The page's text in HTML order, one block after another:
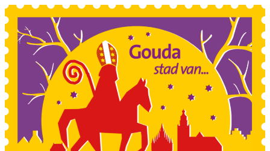
Sla de navigatie over en ga naar de inhoud